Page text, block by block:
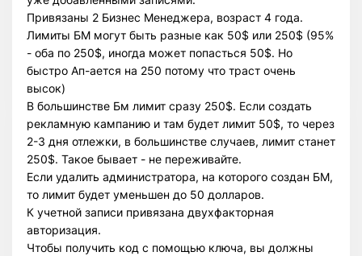
Привязаны 2 Бизнес Менеджера, возраст 4 года.
Лимиты БМ могут быть разные как 50$ или 250$ (95%
- оба по 250$, иногда может попасться 50$. Но
быстро Ап-ается на 250 потому что траст очень
высок)
В большинстве Бм лимит сразу 250$. Если создать
рекламную кампанию и там будет лимит 50$, то через
2-3 дня отлежки, в большинстве случаев, лимит станет
250$. Такое бывает - не переживайте.
Если удалить администратора, на которого создан БМ,
то лимит будет уменьшен до 50 долларов.
К учетной записи привязана двухфакторная
авторизация.
Чтобы получить код с помощью ключа, вы должны